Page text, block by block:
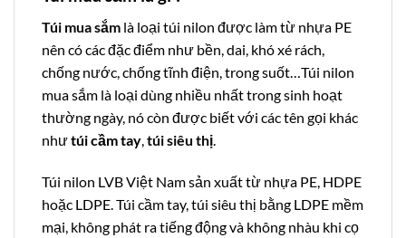
Túi mua sắm là loại túi nilon được làm từ nhựa PE
nên có các đặc điểm như bền, dai, khó xé rách,
chống nước, chống tĩnh điện, trong suốt…Túi nilon
mua sắm là loại dùng nhiều nhất trong sinh hoạt
thường ngày, nó còn được biết với các tên gọi khác
nhưtúi cầm tay túi siêu thị
Túi nilon LVB Việt Nam sản xuất từ nhựa PE, HDPE
hoặc LDPE. Túi cầm tay, túi siêu thị bằng LDPE mềm
mại, không phát ra tiếng động và không nhàu khi cọ